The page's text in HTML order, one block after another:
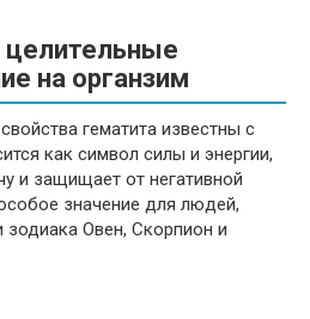
целительные
на органзим
гематита известны с
как символ силы и энергии,
и защищает от негативной
значение для людей,
Овен, Скорпион и